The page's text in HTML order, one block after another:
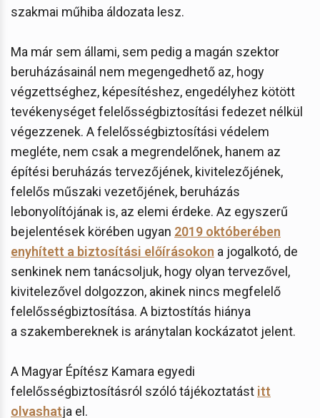
szakmai műhiba áldozata lesz.
Ma már sem állami, sem pedig a magán szektor
beruházásainál nem megengedhető az, hogy
végzettséghez, képesítéshez, engedélyhez kötött
tevékenységet felelősségbiztosítási fedezet nélkül
végezzenek. A felelősségbiztosítási védelem
megléte, nem csak a megrendelőnek, hanem az
építési beruházás tervezőjének, kivitelezőjének,
felelős műszaki vezetőjének, beruházás
lebonyolítójának is, az elemi érdeke. Az egyszerű
bejelentések körében ugyan 2019 októberében
enyhített a biztosítási előírásokon a jogalkotó, de
senkinek nem tanácsoljuk, hogy olyan tervezővel,
kivitelezővel dolgozzon, akinek nincs megfelelő
felelősségbiztosítása. A biztostítás hiánya
a szakembereknek is aránytalan kockázatot jelent.
A Magyar Építész Kamara egyedi
felelősségbiztosításról szóló tájékoztatást itt
olvashatja el.